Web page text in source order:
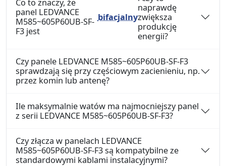
Co to znaczy, że
panel LEDVANCE
M585~605P60UB-SF-
F3 jest
bifacjalny
naprawdę
zwiększa
produkcję
energii?
Czy panele LEDVANCE M585~605P60UB-SF-F3
sprawdzają się przy częściowym zacienieniu, np.
przez komin lub antenę?
Ile maksymalnie watów ma najmocniejszy panel
z serii LEDVANCE M585~605P60UB-SF-F3?
Czy złącza w panelach LEDVANCE
M585~605P60UB-SF-F3 są kompatybilne ze
standardowymi kablami instalacyjnymi?